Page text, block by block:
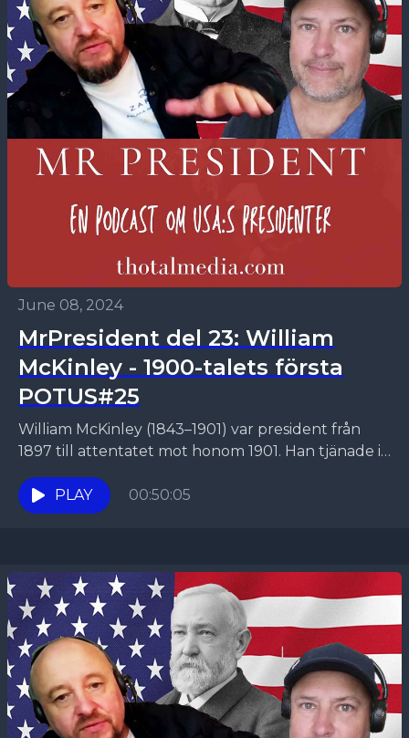
June 08, 2024
MrPresident del 23: William
McKinley - 1900-talets första
POTUS#25
William McKinley (1843–1901) var president från
1897 till attentatet mot honom 1901. Han tjänade i
slutet av det som kallades "the guilded age" och...
PLAY
00:50:05